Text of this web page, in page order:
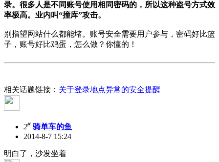
录。很多人是不同账号使用相同密码的，所以这种盗号方式效
率极高。业内叫“撞库”攻击。
别指望网站什么都能堵。账号安全需要用户参与，密码好比篮
子，账号好比鸡蛋，怎么做？你懂的！
相关话题链接： 关于登录地点异常的安全提醒
2# 骑单车的鱼
2014-8-7 15:24
明白了，沙发坐着